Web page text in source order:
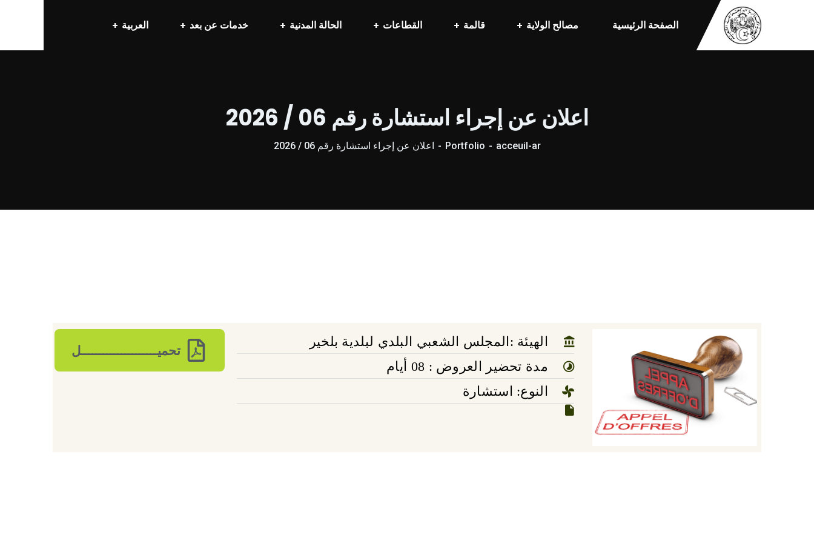
الصفحة الرئيسية مصالح الولاية قالمة القطاعات الحالة المدنية خدمات عن بعد العربية
اعلان عن إجراء استشارة رقم 06 / 2026
acceuil-ar
Portfolio اعلان عن إجراء استشارة رقم 06 / 2026
الهيئة :المجلس الشعبي البلدي لبلدية بلخير
مدة تحضير العروض : 08 أيام
النوع: استشارة
تحميـــــــــــــــــــــل